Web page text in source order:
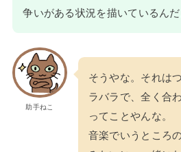
争いがある状況を描いているんだ
助手ねこ
そうやな。それは
ラバラで、全く合
ってことやんな。
音楽でいうところ